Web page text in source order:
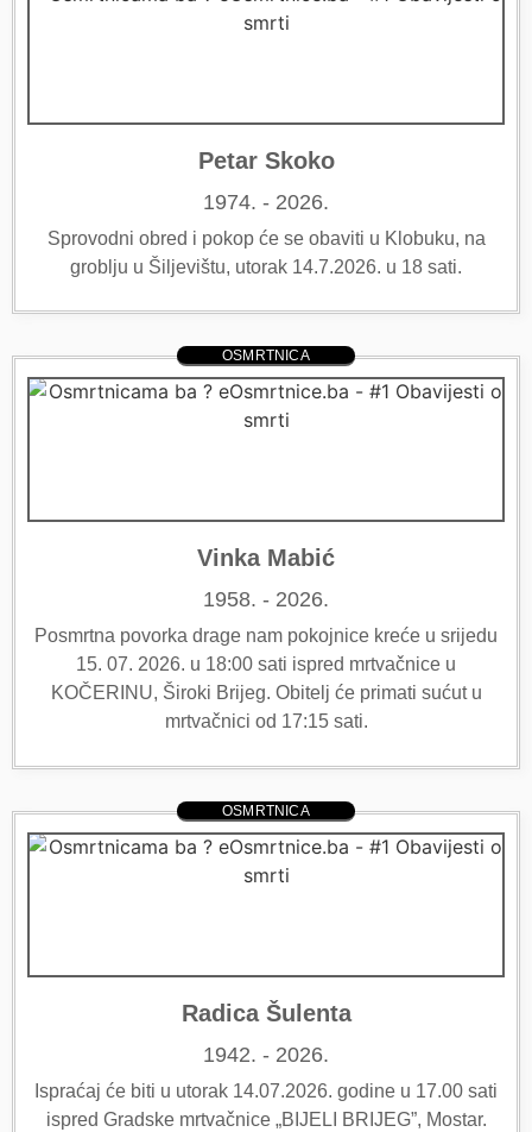
Petar Skoko
1974. - 2026.
Sprovodni obred i pokop će se obaviti u Klobuku, na
groblju u Šiljevištu, utorak 14.7.2026. u 18 sati.
OSMRTNICA
Vinka Mabić
1958. - 2026.
Posmrtna povorka drage nam pokojnice kreće u srijedu
15. 07. 2026. u 18:00 sati ispred mrtvačnice u
KOČERINU, Široki Brijeg. Obitelj će primati sućut u
mrtvačnici od 17:15 sati.
OSMRTNICA
Radica Šulenta
1942. - 2026.
Ispraćaj će biti u utorak 14.07.2026. godine u 17.00 sati
ispred Gradske mrtvačnice „BIJELI BRIJEG”, Mostar.